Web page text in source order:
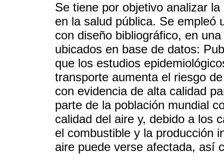
Se tiene por objetivo analizar
en la salud pública. Se empleó
con diseño bibliográfico, en
ubicados en base de datos:
que los estudios
transporte aumenta el riesgo
con evidencia de alta calidad
parte de la población mundial
calidad del aire y, debido a los
el combustible y la producción
aire puede verse afectada, así